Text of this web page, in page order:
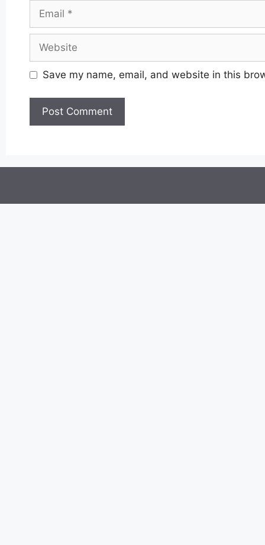
Email
Website
Save my name, email, and website in this